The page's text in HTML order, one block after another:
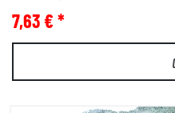
7,63 € *